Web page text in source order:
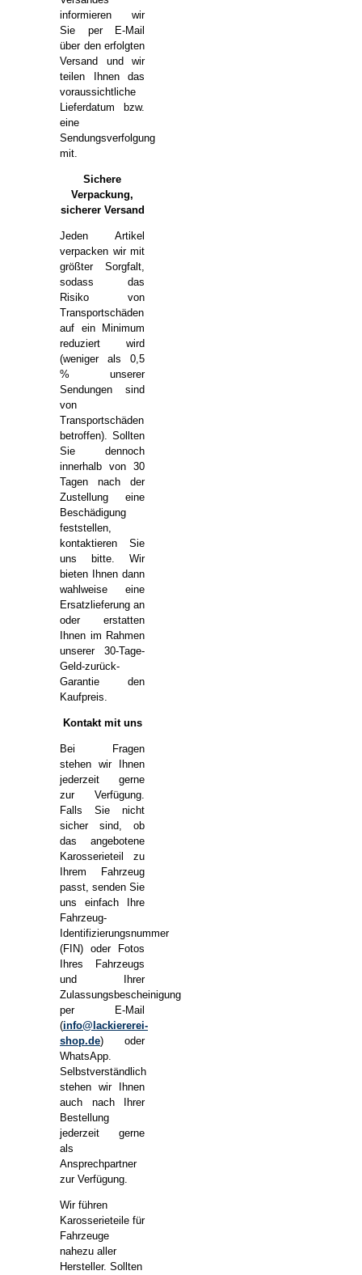
informieren wir
Sie per E-Mail
über den erfolgten
Versand und wir
teilen Ihnen das
voraussichtliche
Lieferdatum bzw.
eine
Sendungsverfolgung
mit.
Sichere
Verpackung,
sicherer Versand
Jeden Artikel
verpacken wir mit
größter Sorgfalt,
sodass das
Risiko von
Transportschäden
auf ein Minimum
reduziert wird
(weniger als 0,5
% unserer
Sendungen sind
von
Transportschäden
betroffen). Sollten
Sie dennoch
innerhalb von 30
Tagen nach der
Zustellung eine
Beschädigung
feststellen,
kontaktieren Sie
uns bitte. Wir
bieten Ihnen dann
wahlweise eine
Ersatzlieferung an
oder erstatten
Ihnen im Rahmen
unserer 30-Tage-
Geld-zurück-
Garantie den
Kaufpreis.
Kontakt mit uns
Bei Fragen
stehen wir Ihnen
jederzeit gerne
zur Verfügung.
Falls Sie nicht
sicher sind, ob
das angebotene
Karosserieteil zu
Ihrem Fahrzeug
passt, senden Sie
uns einfach Ihre
Fahrzeug-
Identifizierungsnummer
(FIN) oder Fotos
Ihres Fahrzeugs
und Ihrer
Zulassungsbescheinigung
per E-Mail
(info@lackiererei-
shop.de) oder
WhatsApp.
Selbstverständlich
stehen wir Ihnen
auch nach Ihrer
Bestellung
jederzeit gerne
als
Ansprechpartner
zur Verfügung.
Wir führen
Karosserieteile für
Fahrzeuge
nahezu aller
Hersteller. Sollten